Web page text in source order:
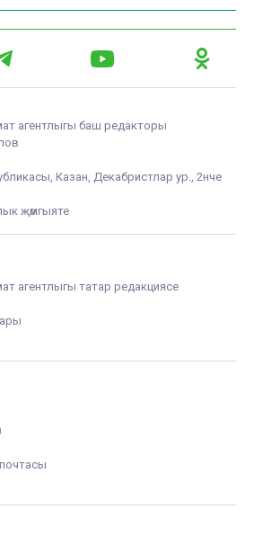
агентлыгы баш редакторы
Казан, Декабристлар ур., 2нче
җәмгыяте
агентлыгы татар редакциясе